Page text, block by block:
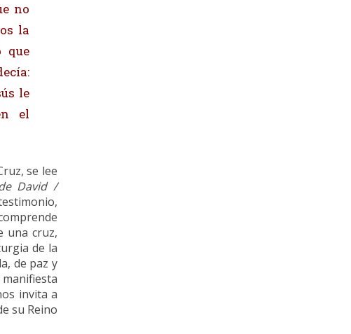
no
la
que
le
el
se lee
David /
una cruz,
de la
de paz y
invita a
su Reino